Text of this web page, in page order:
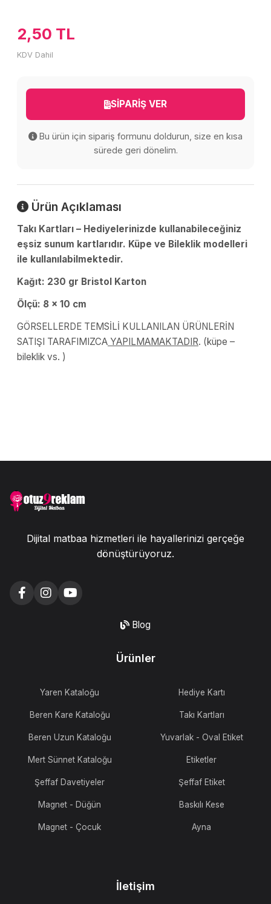
2,50 TL
KDV Dahil
SİPARİŞ VER
Bu ürün için sipariş formunu doldurun, size en kısa
sürede geri dönelim.
Ürün Açıklaması
Takı Kartları – Hediyelerinizde kullanabileceğiniz
eşsiz sunum kartlarıdır. Küpe ve Bileklik modelleri
ile kullanılabilmektedir.
Kağıt: 230 gr Bristol Karton
Ölçü: 8 x 10 cm
GÖRSELLERDE TEMSİLİ KULLANILAN ÜRÜNLERİN
SATIŞI TARAFIMIZCA YAPILMAMAKTADIR. (küpe –
bileklik vs. )
Dijital matbaa hizmetleri ile hayallerinizi gerçeğe
dönüştürüyoruz.
Blog
Ürünler
Yaren Kataloğu
Beren Kare Kataloğu
Beren Uzun Kataloğu
Mert Sünnet Kataloğu
Şeffaf Davetiyeler
Magnet - Düğün
Magnet - Çocuk
Hediye Kartı
Takı Kartları
Yuvarlak - Oval Etiket
Etiketler
Şeffaf Etiket
Baskılı Kese
Ayna
İletişim